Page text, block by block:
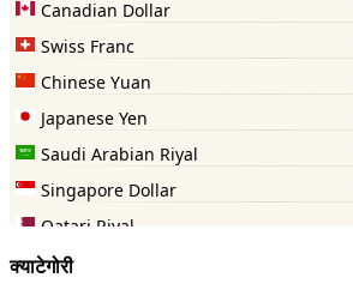
क्याटेगोरी